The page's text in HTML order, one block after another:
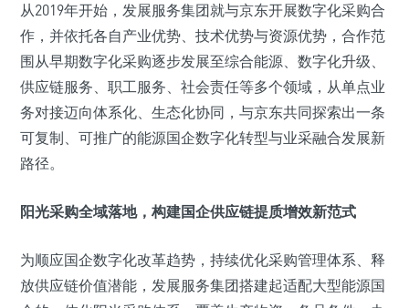
从2019年开始，发展服务集团就与京东开展数字化采购合
作，并依托各自产业优势、技术优势与资源优势，合作范
围从早期数字化采购逐步发展至综合能源、数字化升级、
供应链服务、职工服务、社会责任等多个领域，从单点业
务对接迈向体系化、生态化协同，与京东共同探索出一条
可复制、可推广的能源国企数字化转型与业采融合发展新
路径。
阳光采购全域落地，构建国企供应链提质增效新范式
为顺应国企数字化改革趋势，持续优化采购管理体系、释
放供应链价值潜能，发展服务集团搭建起适配大型能源国